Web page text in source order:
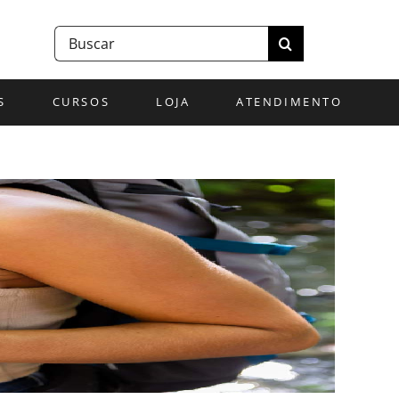
Buscar
resultados
CURSOS LOJA ATENDIMENTO